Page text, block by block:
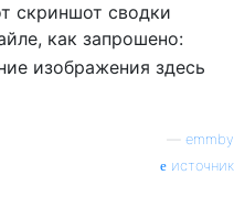
скриншот сводки
как запрошено:
emmby
источник